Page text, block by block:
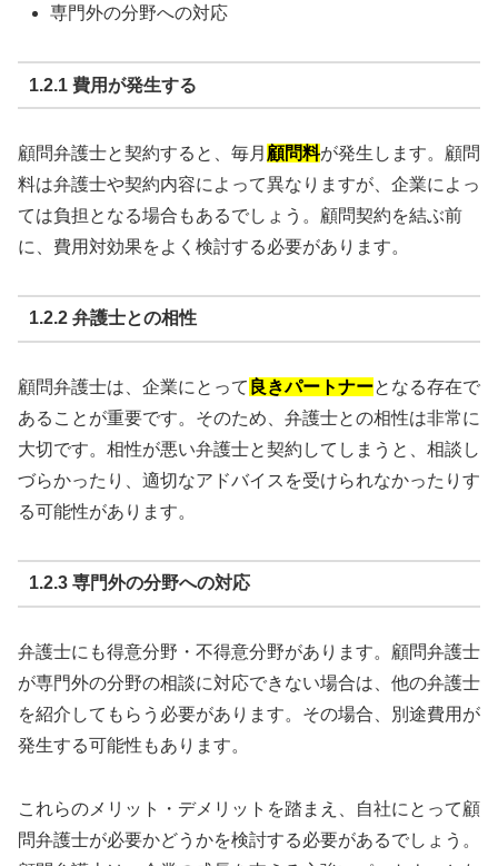
専門外の分野への対応
1.2.1 費用が発生する
顧問弁護士と契約すると、毎月 顧問料が発生します。顧問
料は弁護士や契約内容によって異なりますが、企業によっ
ては負担となる場合もあるでしょう。顧問契約を結ぶ前
に、費用対効果をよく検討する必要があります。
1.2.2 弁護士との相性
顧問弁護士は、企業にとって 良きパートナーとなる存在で
あることが重要です。そのため、弁護士との相性は非常に
大切です。相性が悪い弁護士と契約してしまうと、相談し
づらかったり、適切なアドバイスを受けられなかったりす
る可能性があります。
1.2.3 専門外の分野への対応
弁護士にも得意分野・不得意分野があります。顧問弁護士
が専門外の分野の相談に対応できない場合は、他の弁護士
を紹介してもらう必要があります。その場合、別途費用が
発生する可能性もあります。
これらのメリット・デメリットを踏まえ、自社にとって顧
問弁護士が必要かどうかを検討する必要があるでしょう。